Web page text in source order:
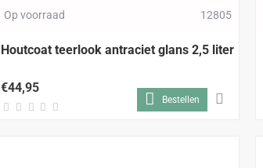
Op voorraad 12805
Houtcoat teerlook antraciet glans 2,5 liter
€44,95
Bestellen